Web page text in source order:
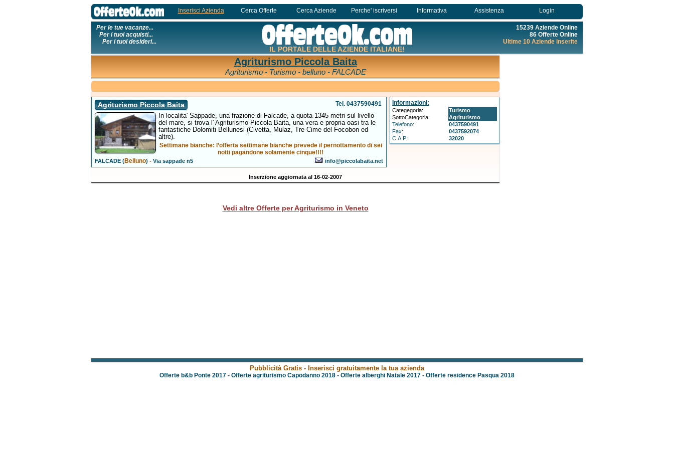
Inserisci Azienda Cerca Offerte Cerca Aziende Perche' iscriversi Informativa Assistenza Login
Per le tue vacanze...
Per i tuoi acquisti...
Per i tuoi desideri...
IL PORTALE DELLE AZIENDE ITALIANE!
15239 Aziende Online
86 Offerte Online
Ultime 10 Aziende inserite
Agriturismo Piccola Baita
Agriturismo - Turismo - belluno - FALCADE
Agriturismo Piccola Baita Tel. 0437590491
In localita' Sappade, una frazione di Falcade, a quota 1345 metri sul livello
del mare, si trova l' Agriturismo Piccola Baita, una vera e propria oasi tra le
fantastiche Dolomiti Bellunesi (Civetta, Mulaz, Tre Cime del Focobon ed
altre).
Settimane bianche: l’offerta settimane bianche prevede il pernottamento di sei
notti pagandone solamente cinque!!!!
FALCADE (Belluno) -Via sappade n5 info@piccolabaita.net
Informazioni:
Categegoria:
Turismo
SottoCategoria:
Agriturismo
Telefono:
0437590491
Fax:
0437592074
C.A.P.:
32020
Inserzione aggiornata al 16-02-2007
Vedi altre Offerte per Agriturismo in Veneto
Pubblicità Gratis - Inserisci gratuitamente la tua azienda
Offerte b&b Ponte 2017 - Offerte agriturismo Capodanno 2018 - Offerte alberghi Natale 2017 - Offerte residence Pasqua 2018